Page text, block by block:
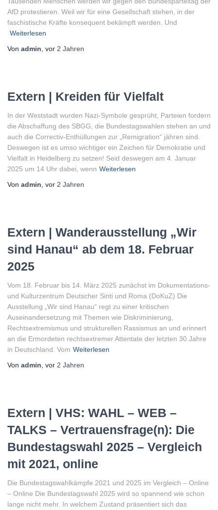
AfD protestieren. Weil wir für eine Gesellschaft stehen, in der
faschistische Kräfte konsequent bekämpft werden. Und
Weiterlesen
Von admin , vor 2 Jahren
Extern | Kreiden für Vielfalt
In der Weststadt wurden Nazi-Symbole gesprüht, Parteien fordern
die Abschaffung des SBGG, die Bundestagswahlen stehen an und
auch die Correctiv-Enthüllungen zur „Remigration“ jähren sind.
Deswegen ist es umso wichtiger ein Zeichen für Demokratie und
Vielfalt in Heidelberg zu setzen! Seid deswegen am 4. Januar
2025 um 14 Uhr dabei, wenn Weiterlesen
Von admin , vor 2 Jahren
Extern | Wanderausstellung „Wir
sind Hanau“ ab dem 18. Februar
2025
Vom 18. Februar bis 14. März 2025 zunächst im Dokumentations-
und Kulturzentrum Deutscher Sinti und Roma (DoKuZ) Die
Ausstellung „Wir sind Hanau“ regt zu einer kritischen
Auseinandersetzung mit Themen wie Diskriminierung,
Rechtsextremismus und strukturellen Rassismus an und erinnert
an die Ermordeten rechtsextremer Attentate der letzten 30 Jahre
in Deutschland. Vom Weiterlesen
Von admin , vor 2 Jahren
Extern | VHS: WAHL – WEB –
TALKS – Vertrauensfrage(n): Die
Bundestagswahl 2025 – Vergleich
mit 2021, online
Die Bundestagswahlkämpfe 2021 und 2025 im Vergleich – Online
– Online Die Bundestagswahl 2025 wird so spannend wie schon
lange nicht mehr. In welchem Zustand präsentiert sich das